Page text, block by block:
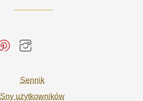
Sennik
Sny użytkowników